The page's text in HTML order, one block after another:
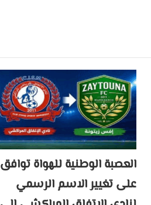
العصبة الوطنية للهواة توافق
على تغيير الاسم الرسمي